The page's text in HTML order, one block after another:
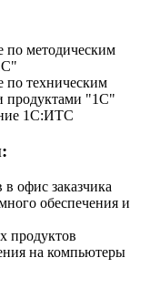
по методическим
по техническим
продуктами "1С"
1С:ИТС
офис заказчика
обеспечения и
продуктов
на компьютеры